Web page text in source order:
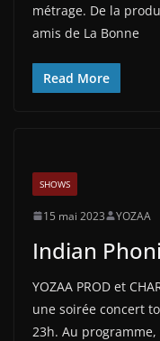
métrage. De la
amis de La Bonne
Read More
SHOWS
15 mai 2023 YOZAA
Indian
YOZAA PROD et
une soirée concert
23h. Au programme,